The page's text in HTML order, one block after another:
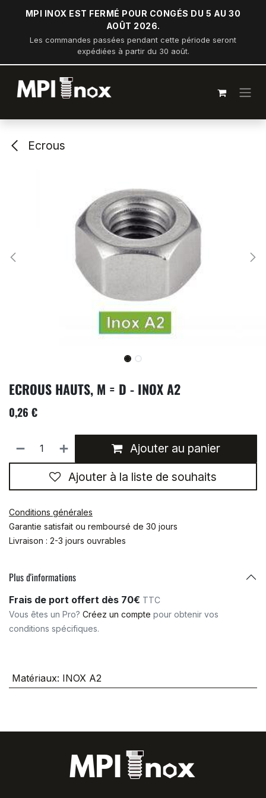
Se rendre au contenu
MPI INOX EST FERMÉ POUR CONGÉS DU 5 AU 30
AOÛT 2026.
Les commandes passées pendant cette période seront
expédiées à partir du 30 août.
Ecrous
ECROUS HAUTS, M = D - INOX A2
0,26 €
Ajouter au panier
Ajouter à la liste de souhaits
Conditions générales
Garantie satisfait ou remboursé de 30 jours
Livraison : 2-3 jours ouvrables
Plus d'informations
Frais de port offert dès 70€ TTC
Vous êtes un Pro? Créez un compte pour obtenir vos
conditions spécifiques.
Matériaux: INOX A2